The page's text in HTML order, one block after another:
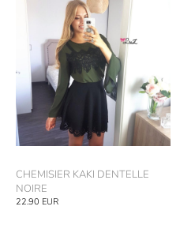
CHEMISIER KAKI DENTELLE
NOIRE
22.90 EUR